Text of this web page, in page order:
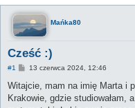
Mańka80
Cześć :)
#1
P
s
t
13 czerwca 2024, 12:46
Witajcie, mam na imię Marta i
Krakowie, gdzie studiowałam,